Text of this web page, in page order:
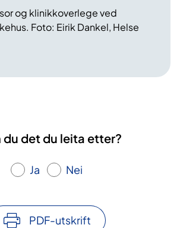
og klinikkoverlege ved
Foto: Eirik Dankel, Helse
du det du leita etter?
Ja Nei
PDF-utskrift